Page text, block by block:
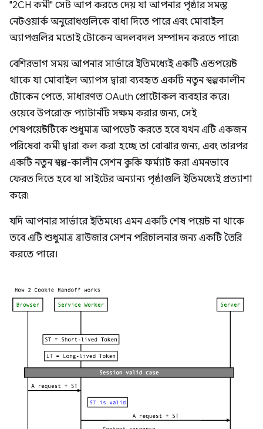
"2CH কর্মী" সেট আপ করতে দেয় যা আপনার পৃষ্ঠার সমস্ত
নেটওয়ার্ক অনুরোধগুলিকে বাধা দিতে পারে এবং মোবাইল
অ্যাপগুলির মতোই টোকেন অদলবদল সম্পাদন করতে পারে৷
বেশিরভাগ সময় আপনার সার্ভারে ইতিমধ্যেই একটি এন্ডপয়েন্ট
থাকে যা মোবাইল অ্যাপস দ্বারা ব্যবহৃত একটি নতুন স্বল্পকালীন
টোকেন পেতে, সাধারণত OAuth প্রোটোকল ব্যবহার করে।
ওয়েবে উপরোক্ত প্যাটার্নটি সক্ষম করার জন্য, সেই
শেষপয়েন্টটিকে শুধুমাত্র আপডেট করতে হবে যখন এটি একজন
পরিষেবা কর্মী দ্বারা কল করা হচ্ছে তা বোঝার জন্য, এবং তারপর
একটি নতুন স্বল্প-কালীন সেশন কুকি ফর্ম্যাট করা এমনভাবে
ফেরত দিতে হবে যা সাইটের অন্যান্য পৃষ্ঠাগুলি ইতিমধ্যেই প্রত্যাশা
করে৷
যদি আপনার সার্ভারে ইতিমধ্যে এমন একটি শেষ পয়েন্ট না থাকে
তবে এটি শুধুমাত্র ব্রাউজার সেশন পরিচালনার জন্য একটি তৈরি
করতে পারে।